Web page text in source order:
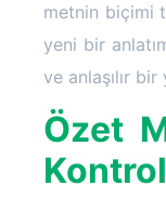
metnin biçimi
yeni bir
ve anlaşılır bir
Özet